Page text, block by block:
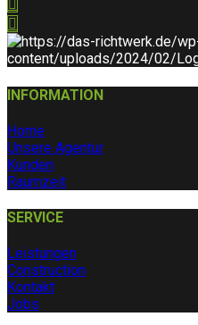
INFORMATION
Home
Unsere Agentur
Kunden
Raumzeit
SERVICE
Leistungen
Construction
Kontakt
Jobs